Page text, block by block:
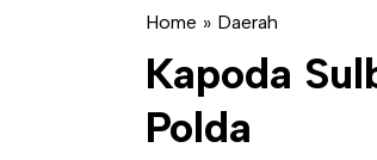
Home » Daerah
Kapoda
Polda